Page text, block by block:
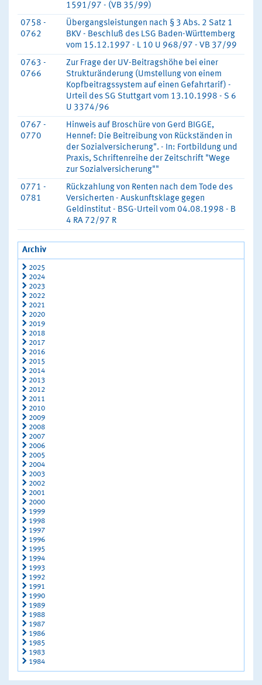
1591/97 - (VB 35/99)
0758 -
0762
Übergangsleistungen nach § 3 Abs. 2 Satz 1
BKV - Beschluß des LSG Baden-Württemberg
vom 15.12.1997 - L 10 U 968/97 - VB 37/99
0763 -
0766
Zur Frage der UV-Beitragshöhe bei einer
Strukturänderung (Umstellung von einem
Kopfbeitragssystem auf einen Gefahrtarif) -
Urteil des SG Stuttgart vom 13.10.1998 - S 6
U 3374/96
0767 -
0770
Hinweis auf Broschüre von Gerd BIGGE,
Hennef: Die Beitreibung von Rückständen in
der Sozialversicherung". - In: Fortbildung und
Praxis, Schriftenreihe der Zeitschrift "Wege
zur Sozialversicherung""
0771 -
0781
Rückzahlung von Renten nach dem Tode des
Versicherten - Auskunftsklage gegen
Geldinstitut - BSG-Urteil vom 04.08.1998 - B
4 RA 72/97 R
Archiv
2025
2024
2023
2022
2021
2020
2019
2018
2017
2016
2015
2014
2013
2012
2011
2010
2009
2008
2007
2006
2005
2004
2003
2002
2001
2000
1999
1998
1997
1996
1995
1994
1993
1992
1991
1990
1989
1988
1987
1986
1985
1983
1984